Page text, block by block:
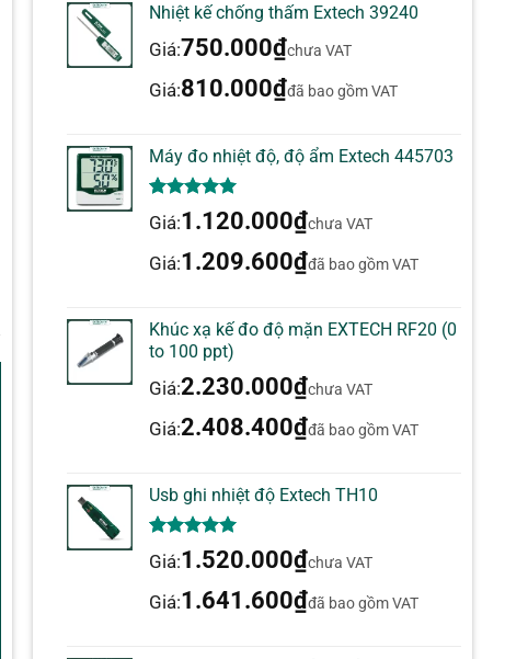
Nhiệt kế chống thấm Extech 39240
Giá:750.000₫chưa VAT
Giá:810.000₫đã bao gồm VAT
Máy đo nhiệt độ, độ ẩm Extech 445703
5.00 trên 5
dựa trên
Giá:1.120.000₫chưa VAT
Giá:1.209.600₫đã bao gồm VAT
Khúc xạ kế đo độ mặn EXTECH RF20 (0
to 100 ppt)
Giá:2.230.000₫chưa VAT
Giá:2.408.400₫đã bao gồm VAT
Usb ghi nhiệt độ Extech TH10
5.00 trên 5
dựa trên
Giá:1.520.000₫chưa VAT
Giá:1.641.600₫đã bao gồm VAT